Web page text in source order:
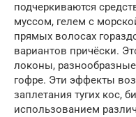
подчеркиваются
муссом, гелем с
прямых волосах
вариантов причёски.
локоны,
гофре. Эти эффекты
заплетания тугих кос,
использованием